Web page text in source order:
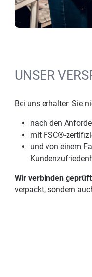
UNSER
Bei uns erhalten Sie
nach den
mit FSC®-
und von einem
Wir verbinden
verpackt, sondern